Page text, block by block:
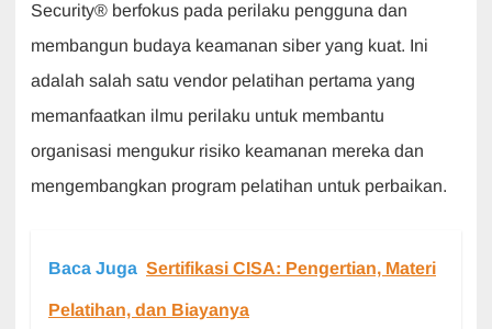
Security® berfokus pada perilaku pengguna dan
membangun budaya keamanan siber yang kuat. Ini
adalah salah satu vendor pelatihan pertama yang
memanfaatkan ilmu perilaku untuk membantu
organisasi mengukur risiko keamanan mereka dan
mengembangkan program pelatihan untuk perbaikan.
Baca Juga Sertifikasi CISA: Pengertian, Materi
Pelatihan, dan Biayanya